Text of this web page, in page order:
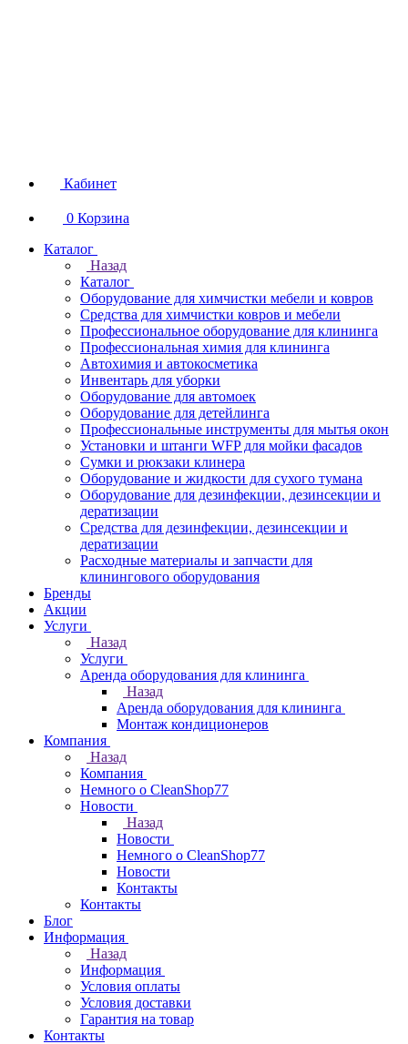
Кабинет
0 Корзина
Каталог
Назад
Каталог
Оборудование для химчистки мебели и ковров
Средства для химчистки ковров и мебели
Профессиональное оборудование для клининга
Профессиональная химия для клининга
Автохимия и автокосметика
Инвентарь для уборки
Оборудование для автомоек
Оборудование для детейлинга
Профессиональные инструменты для мытья окон
Установки и штанги WFP для мойки фасадов
Сумки и рюкзаки клинера
Оборудование и жидкости для сухого тумана
Оборудование для дезинфекции, дезинсекции и
дератизации
Средства для дезинфекции, дезинсекции и
дератизации
Расходные материалы и запчасти для
клинингового оборудования
Бренды
Акции
Услуги
Назад
Услуги
Аренда оборудования для клининга
Назад
Аренда оборудования для клининга
Монтаж кондиционеров
Компания
Назад
Компания
Немного о CleanShop77
Новости
Назад
Новости
Немного о CleanShop77
Новости
Контакты
Контакты
Блог
Информация
Назад
Информация
Условия оплаты
Условия доставки
Гарантия на товар
Контакты